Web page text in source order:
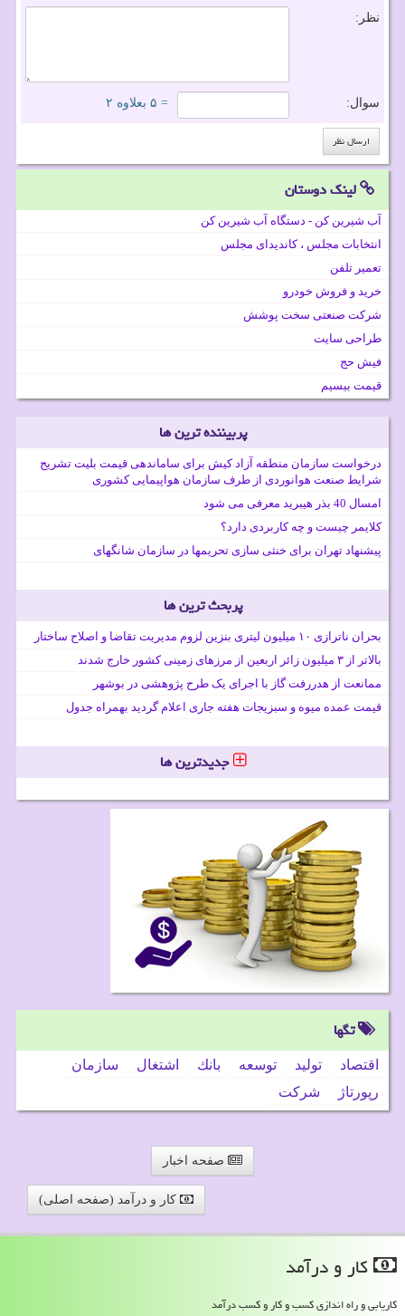
نظر:
سوال: = ۵ بعلاوه ۲
لینک دوستان
آب شیرین کن - دستگاه آب شیرین کن
انتخابات مجلس ، کاندیدای مجلس
تعمیر تلفن
خرید و فروش خودرو
شرکت صنعتی سخت پوشش
طراحی سایت
فیش حج
قیمت بیسیم
پربیننده ترین ها
درخواست سازمان منطقه آزاد کیش برای ساماندهی قیمت بلیت تشریح
شرایط صنعت هوانوردی از طرف سازمان هواپیمایی کشوری
امسال 40 بذر هیبرید معرفی می شود
کلایمر چیست و چه کاربردی دارد؟
پیشنهاد تهران برای خنثی سازی تحریمها در سازمان شانگهای
پربحث ترین ها
بحران ناترازی ۱۰ میلیون لیتری بنزین لزوم مدیریت تقاضا و اصلاح ساختار
بالاتر از ۳ میلیون زائر اربعین از مرزهای زمینی کشور خارج شدند
ممانعت از هدررفت گاز با اجرای یک طرح پژوهشی در بوشهر
قیمت عمده میوه و سبزیجات هفته جاری اعلام گردید بهمراه جدول
جدیدترین ها
تگها
اقتصاد تولید توسعه بانك اشتغال
سازمان
رپورتاژ
شركت
صفحه اخبار
کار و درآمد (صفحه اصلی)
كار و درآمد
کاریابی و راه اندازی کسب و کار و کسب درآمد